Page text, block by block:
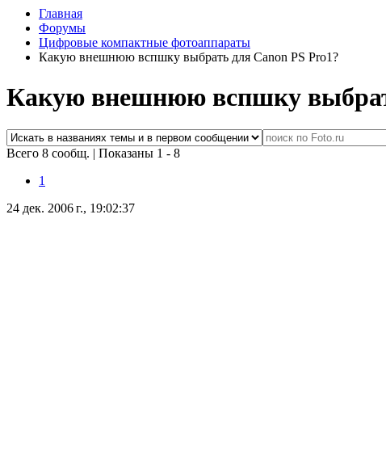
Главная
Форумы
Цифровые компактные фотоаппараты
Какую внешнюю вспшку выбрать для Canon PS Pro1?
Какую внешнюю вспшку
Всего 8 сообщ. | Показаны 1 - 8
1
24 дек. 2006 г., 19:02:37